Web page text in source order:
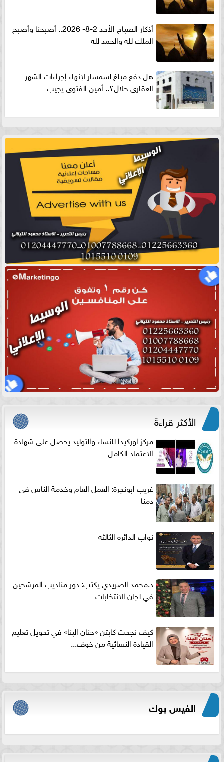
أذكار الصباح الأحد 2-8- 2026.. أصبحنا وأصبح
الملك لله والحمد لله
هل دفع مبلغ لسمسار لإنهاء إجراءات الشهر
العقارى حلال؟.. أمين الفتوى يجيب
الأكثر قراءةً
مركز اوركيدا للنساء والتوليد يحصل على شهادة
الاعتماد الكامل
غريب ابونجرة: العمل العام وخدمة الناس فى
دمنا
نواب الدائره الثالثه
د.محمد الصريدي يكتب: دور مناديب المرشحين
في لجان الانتخابات
كيف نجحت كابتن «حنان البنا» في تحويل تعليم
القيادة النسائية من خوف...
الفيس بوك